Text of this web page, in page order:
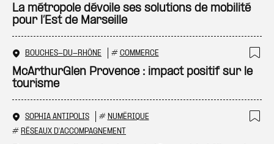
La métropole dévoile ses solutions de mobilité
pour l’Est de Marseille
BOUCHES-DU-RHÔNE # COMMERCE
McArthurGlen Provence : impact positif sur le
tourisme
SOPHIA ANTIPOLIS # NUMÉRIQUE
# RÉSEAUX D'ACCOMPAGNEMENT